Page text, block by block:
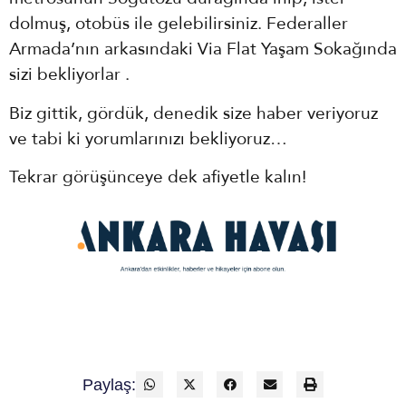
dolmuş, otobüs ile gelebilirsiniz. Federaller
Armada’nın arkasındaki Via Flat Yaşam Sokağında
sizi bekliyorlar .
Biz gittik, gördük, denedik size haber veriyoruz
ve tabi ki yorumlarınızı bekliyoruz…
Tekrar görüşünceye dek afiyetle kalın!
Paylaş: